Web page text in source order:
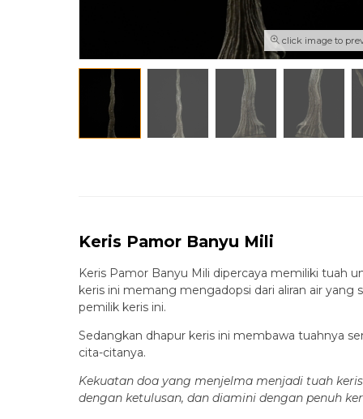
click image to
Keris Pamor Banyu Mili
Keris Pamor Banyu Mili dipercaya memiliki tuah
keris ini memang mengadopsi dari aliran air
pemilik keris ini.
Sedangkan dhapur keris ini membawa tuahnya
cita-citanya.
Kekuatan doa yang menjelma menjadi tuah
dengan ketulusan, dan diamini dengan penuh